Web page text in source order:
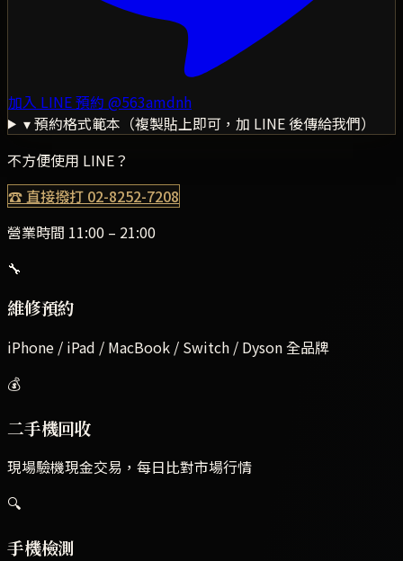
加入 LINE 預約 @563amdnh
▾ 預約格式範本（複製貼上即可，加 LINE 後傳給我們）
不方便使用 LINE？
☎ 直接撥打 02-8252-7208
營業時間 11:00 – 21:00
🔧
維修預約
iPhone / iPad / MacBook / Switch / Dyson 全品牌
💰
二手機回收
現場驗機現金交易，每日比對市場行情
🔍
手機檢測